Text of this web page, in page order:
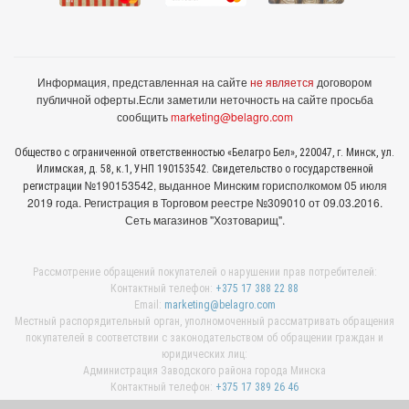
Информация, представленная на сайте не является договором
публичной оферты.Если заметили неточность на сайте просьба
сообщитьmarketing@belagro.com
Общество с ограниченной ответственностью «Белагро Бел», 220047, г. Минск, ул.
Илимская, д. 58, к.1, УНП 190153542. Свидетельство о государственной
регистрации №190153542, выданное Минcким горисполкомом 05 июля
2019 года. Регистрация в Торговом реестре №309010 от 09.03.2016.
Сеть магазинов "Хозтоварищ".
Рассмотрение обращений покупателей о нарушении прав потребителей:
Контактный телефон: +375 17 388 22 88
Email: marketing@belagro.com
Местный распорядительный орган, уполномоченный рассматривать обращения
покупателей в соответствии с законодательством об обращении граждан и
юридических лиц:
Администрация Заводского района города Минска
Контактный телефон: +375 17 389 26 46